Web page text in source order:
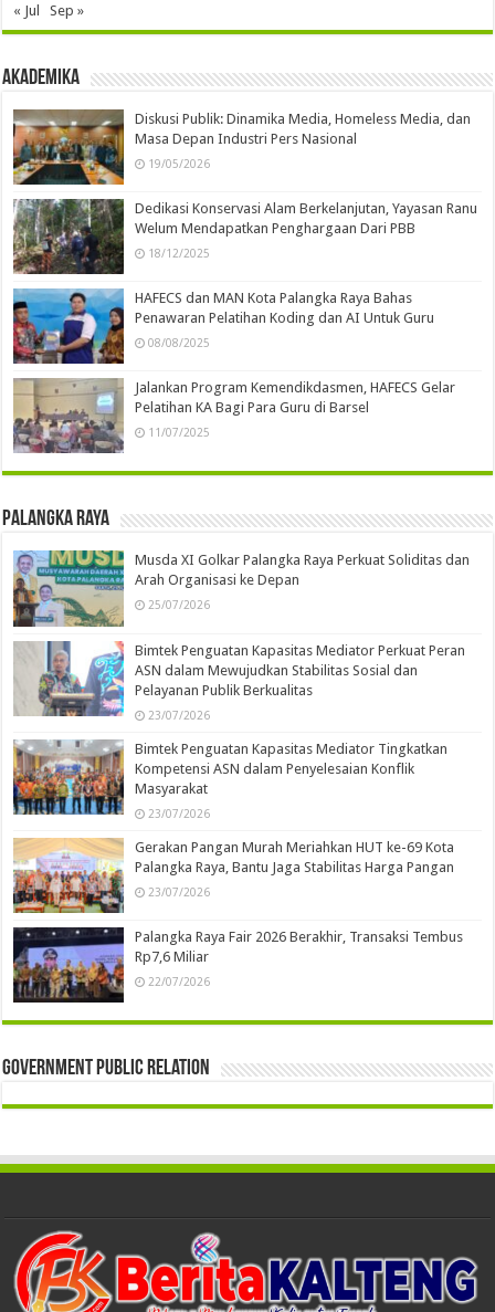
« Jul
Sep »
Akademika
Diskusi Publik: Dinamika Media, Homeless Media, dan
Masa Depan Industri Pers Nasional
19/05/2026
Dedikasi Konservasi Alam Berkelanjutan, Yayasan Ranu
Welum Mendapatkan Penghargaan Dari PBB
18/12/2025
HAFECS dan MAN Kota Palangka Raya Bahas
Penawaran Pelatihan Koding dan AI Untuk Guru
08/08/2025
Jalankan Program Kemendikdasmen, HAFECS Gelar
Pelatihan KA Bagi Para Guru di Barsel
11/07/2025
Palangka Raya
Musda XI Golkar Palangka Raya Perkuat Soliditas dan
Arah Organisasi ke Depan
25/07/2026
Bimtek Penguatan Kapasitas Mediator Perkuat Peran
ASN dalam Mewujudkan Stabilitas Sosial dan
Pelayanan Publik Berkualitas
23/07/2026
Bimtek Penguatan Kapasitas Mediator Tingkatkan
Kompetensi ASN dalam Penyelesaian Konflik
Masyarakat
23/07/2026
Gerakan Pangan Murah Meriahkan HUT ke-69 Kota
Palangka Raya, Bantu Jaga Stabilitas Harga Pangan
23/07/2026
Palangka Raya Fair 2026 Berakhir, Transaksi Tembus
Rp7,6 Miliar
22/07/2026
Government Public Relation